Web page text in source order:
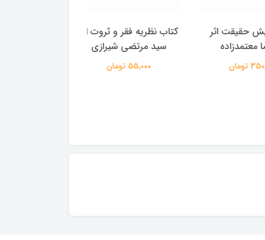
اثر
کتاب نظریه فقر و ثروت اثر
سید مرتضی شیرازی
55,000 تومان